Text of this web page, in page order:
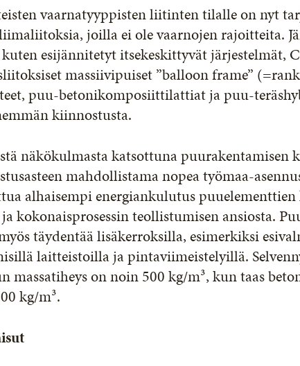
vaarnatyyppisten liitinten tilalle on nyt
joilla ei ole vaarnojen rajoitteita.
esijännitetyt itsekeskittyvät järjestelmät,
massiivipuiset ”balloon frame”
puu-betonikomposiittilattiat ja puu-
kiinnostusta.
näkökulmasta katsottuna puurakentamisen
mahdollistama nopea työmaa-
alhaisempi energiankulutus
kokonaisprosessin teollistumisen ansiosta.
täydentää lisäkerroksilla, esimerkiksi
laitteistoilla ja pintaviimeistelyillä.
massatiheys on noin 500 kg/m³, kun taas
kg/m³.